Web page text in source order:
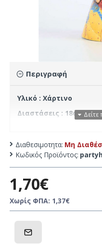
Περιγραφή
Υλικό : Χάρτινο
Διαστάσεις :
Διαθεσιμοτητα: Μη
Κωδικός Προϊόντος:
1,70€
Χωρίς ΦΠΑ: 1,37€